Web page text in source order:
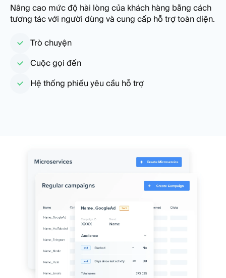
Nâng cao mức độ hài lòng của khách hàng bằng cách
tương tác với người dùng và cung cấp hỗ trợ toàn diện.
Trò chuyện
Cuộc gọi đến
Hệ thống phiếu yêu cầu hỗ trợ